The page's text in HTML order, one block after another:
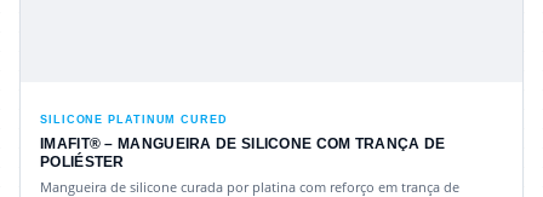
SILICONE PLATINUM CURED
IMAFIT® – MANGUEIRA DE SILICONE COM TRANÇA DE
POLIÉSTER
Mangueira de silicone curada por platina com reforço em trança de